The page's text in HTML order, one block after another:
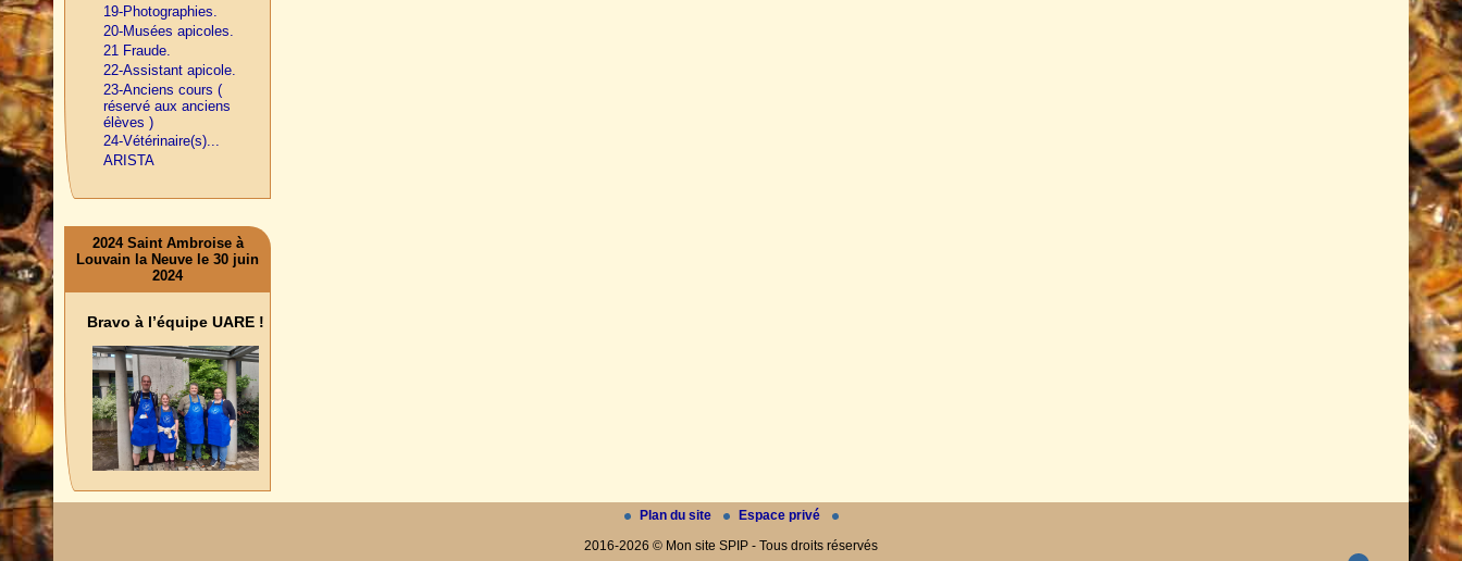
19-Photographies.
20-Musées apicoles.
21 Fraude.
22-Assistant apicole.
23-Anciens cours (
réservé aux anciens
élèves )
24-Vétérinaire(s)...
ARISTA
2024 Saint Ambroise à
Louvain la Neuve le 30 juin
2024
Bravo à l’équipe UARE !
Plan du site
Espace privé
2016-2026 © Mon site SPIP - Tous droits réservés